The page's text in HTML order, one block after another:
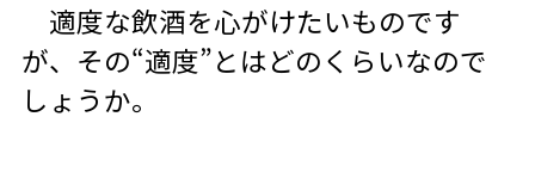
適度な飲酒を心がけたいものです
が、その“適度”とはどのくらいなので
しょうか。